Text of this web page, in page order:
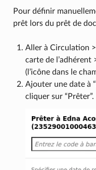
Pour définir
prêt lors du prêt de
Aller à Circulation >
carte de l’adhérent
(l’icône dans le
Ajouter une date à
cliquer sur “Prêter”.